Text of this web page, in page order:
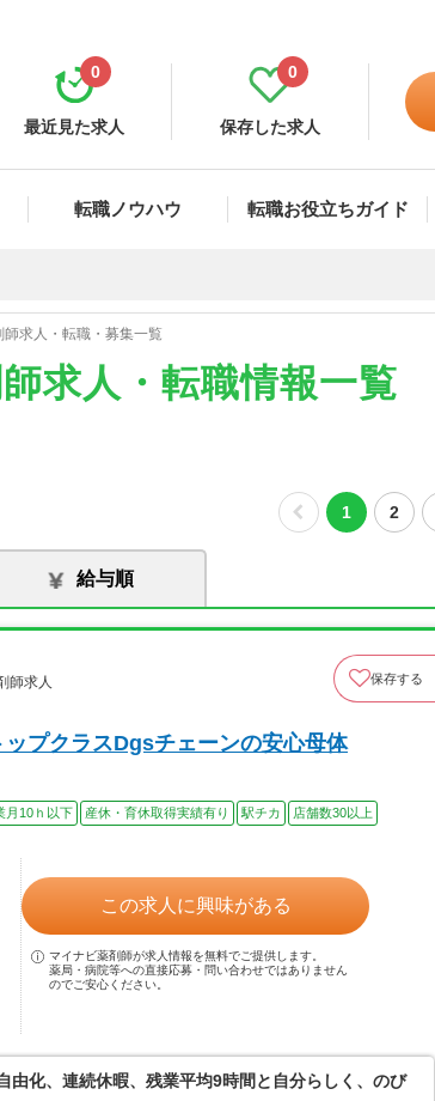
最近見た求人
0
保存した求人
0
転職ノウハウ 転職お役立ちガイド
求人・転職・募集一覧
求人・転職情報一覧
1 2
給与順
師求人
保存する
プクラスDgsチェーンの安心母体
月10ｈ以下 産休・育休取得実績有り 駅チカ
店舗数30以上
この求人に興味がある
マイナビ薬剤師が求人情報を無料でご提供します。
薬局・病院等への直接応募・問い合わせではありません
のでご安心ください。
化、連続休暇、残業平均9時間と自分らしく、のび